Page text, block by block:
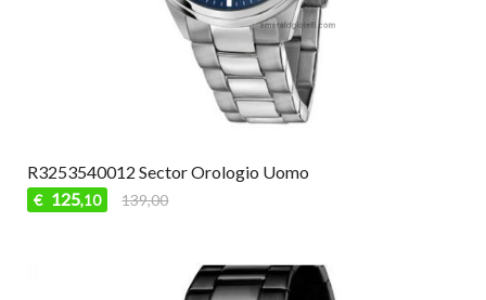
R3253540012 Sector Orologio Uomo
€ 125,10 139,00